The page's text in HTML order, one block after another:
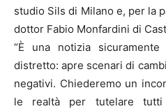
studio Sils di Milano e, per la
dottor Fabio Monfardini di
“È una notizia
distretto: apre scenari di
negativi. Chiederemo un
le realtà per tutelare